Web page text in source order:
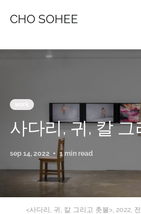
CHO SOHEE
work
사다리, 귀, 칼
sep 14, 2022 1 min read
<사다리, 귀, 칼 그리고 촛불>, 2022,